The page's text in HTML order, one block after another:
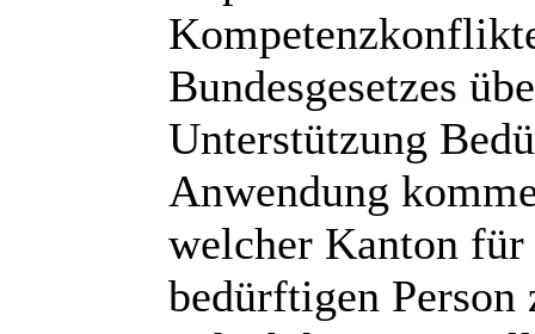
Bundesgesetzes
Unterstützung
Anwendung
welcher Kanton
bedürftigen